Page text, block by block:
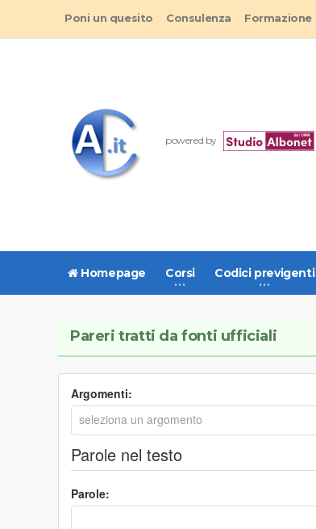
Poni un quesito Consulenza Formazione
powered by
Homepage Corsi Codici previgenti
Pareri tratti da fonti ufficiali
Argomenti:
Parole nel testo
Parole: